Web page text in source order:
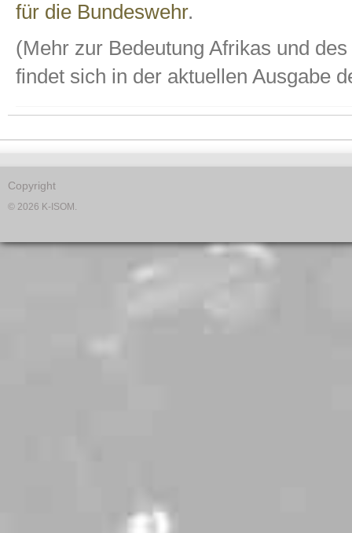
für die Bundeswehr.
(Mehr zur Bedeutung Afrikas und
findet sich in der aktuellen Ausgabe
Copyright
© 2026 K-ISOM.